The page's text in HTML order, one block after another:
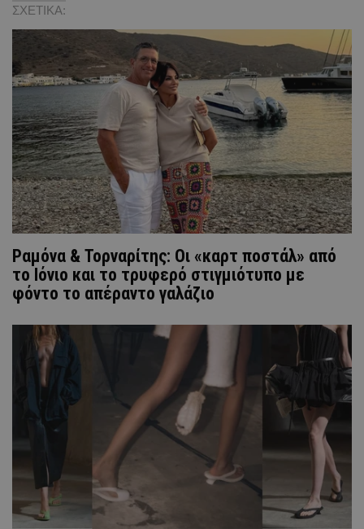
ΣΧΕΤΙΚΑ:
Ραμόνα & Τορναρίτης: Οι «καρτ ποστάλ» από
το Ιόνιο και το τρυφερό στιγμιότυπο με
φόντο το απέραντο γαλάζιο